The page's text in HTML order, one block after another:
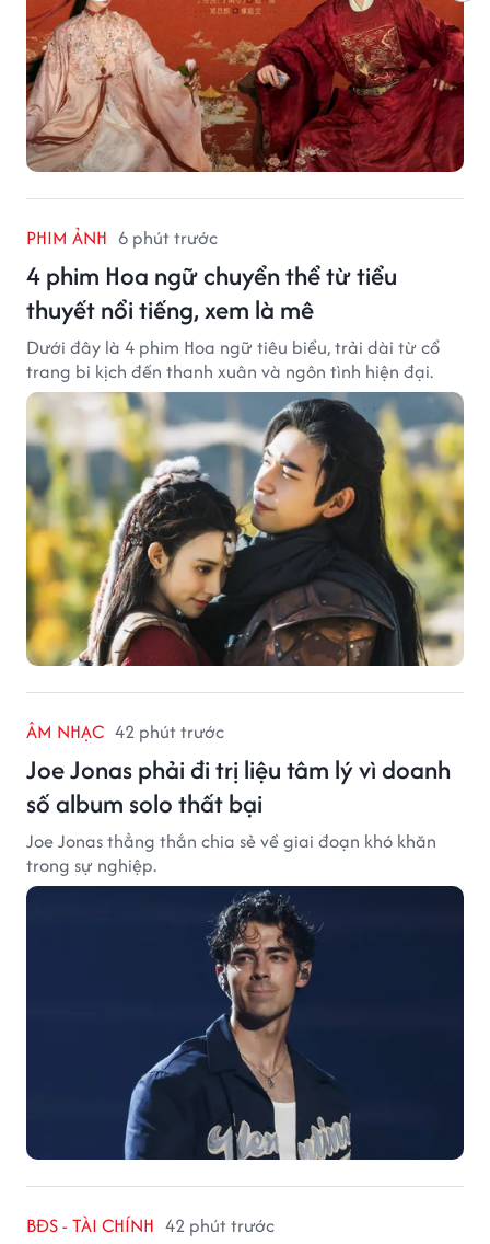
PHIM ẢNH 6 phút trước
4 phim Hoa ngữ chuyển thể từ tiểu
thuyết nổi tiếng, xem là mê
Dưới đây là 4 phim Hoa ngữ tiêu biểu, trải dài từ cổ
trang bi kịch đến thanh xuân và ngôn tình hiện đại.
ÂM NHẠC 42 phút trước
Joe Jonas phải đi trị liệu tâm lý vì doanh
số album solo thất bại
Joe Jonas thẳng thắn chia sẻ về giai đoạn khó khăn
trong sự nghiệp.
BĐS - TÀI CHÍNH 42 phút trước